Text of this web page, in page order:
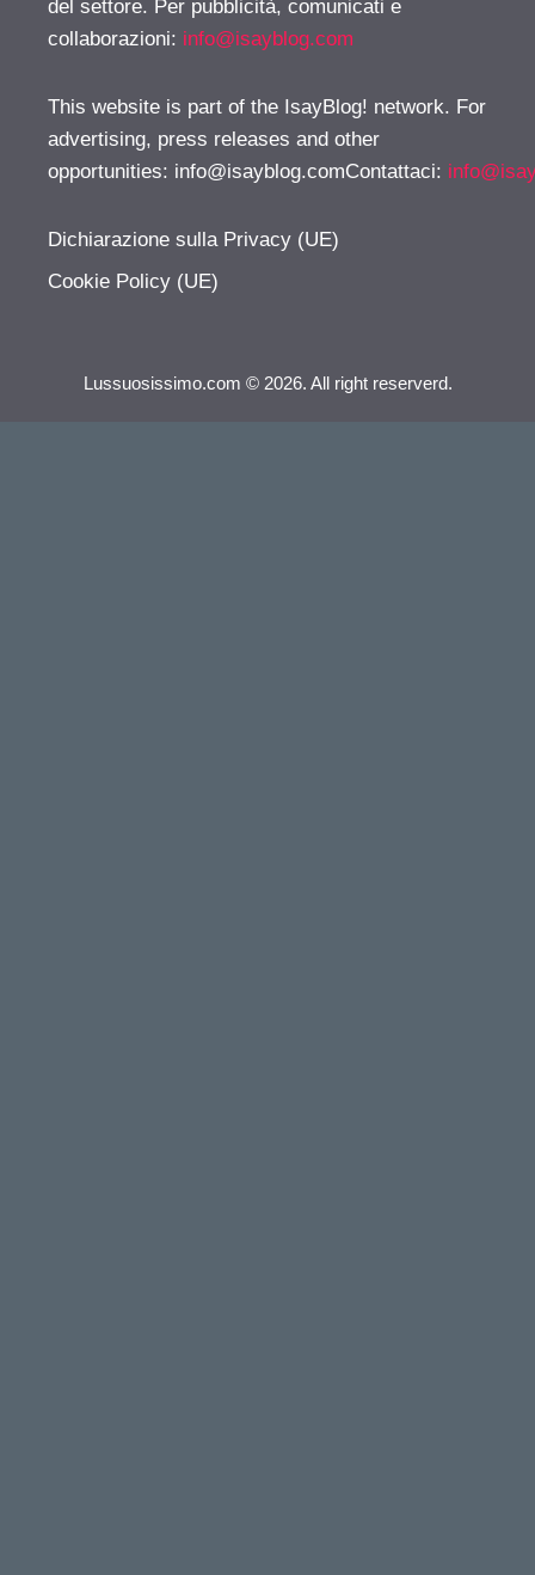
del settore. Per pubblicità, comunicati e
collaborazioni: info@isayblog.com
This website is part of the IsayBlog! network. For
advertising, press releases and other
opportunities: info@isayblog.comContattaci:
Dichiarazione sulla Privacy (UE)
Cookie Policy (UE)
Lussuosissimo.com © 2026. All right reserverd.